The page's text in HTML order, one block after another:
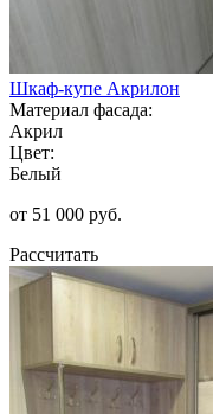
Шкаф-купе Акрилон
Материал фасада:
Акрил
Цвет:
Белый
от 51 000 руб.
Рассчитать